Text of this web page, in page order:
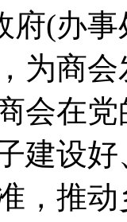
府(办
为商
会在
建设
，推